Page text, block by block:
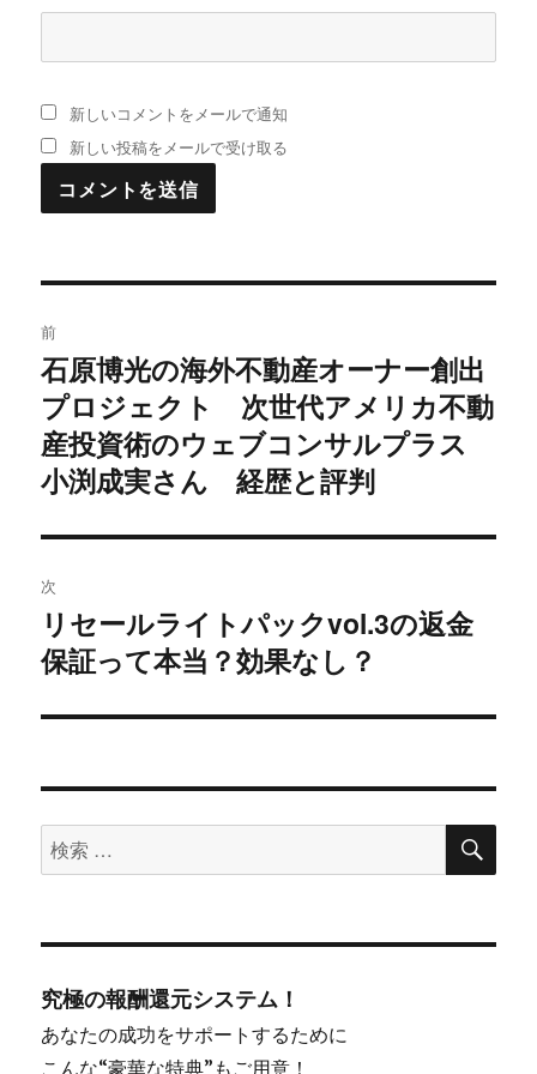
新しいコメントをメールで通知
新しい投稿をメールで受け取る
稿
ナ
ビ
シ
ョ
ン
前
過
去
の
投
稿:
石原博光の海外不動産オーナー創出
プロジェクト 次世代アメリカ不動
産投資術のウェブコンサルプラス
小渕成実さん 経歴と評判
次
次
の
稿:
リセールライトパックvol.3の返金
保証って本当？効果なし？
検
索
象:
検
究極の報酬還元システム！
あなたの成功をサポートするために
こんな“豪華な特典”もご用意！